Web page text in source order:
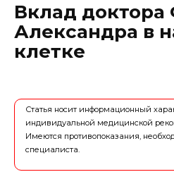
Вклад
Александра в
клетке
Статья носит информационный
индивидуальной медицинской
Имеются противопоказания,
специалиста.